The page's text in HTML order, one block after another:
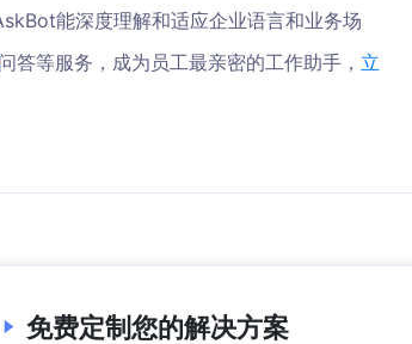
能深度理解和适应企业语言和业务场
问答等服务，成为员工最亲密的工作助手， 立
免费定制您的解决方案